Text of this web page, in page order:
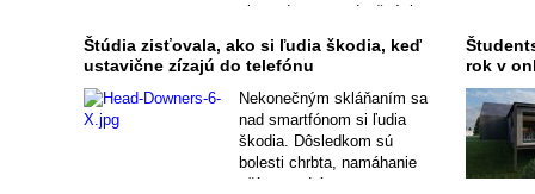
obraz detstva v dnešných
Downers 2021 od spoločnosti
Velux o kontakte človeka s
prírodou ukázala, že deti
dnes majú oveľa slabší
kontakt s prírodou ako
predošlé generácie.
Štúdia zisťovala, ako si ľudia škodia, keď
ustavične zízajú do telefónu
Nekonečným skláňaním sa
nad smartfónom si ľudia
škodia. Dôsledkom sú
bolesti chrbta, namáhanie
očí a syndróm tzv.
rok v